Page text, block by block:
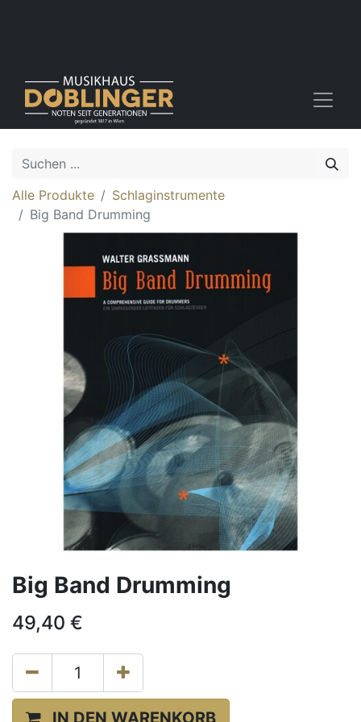
Alle Produkte
Schlaginstrumente
Big Band Drumming
Big Band Drumming
49,40 €
IN DEN WARENKORB